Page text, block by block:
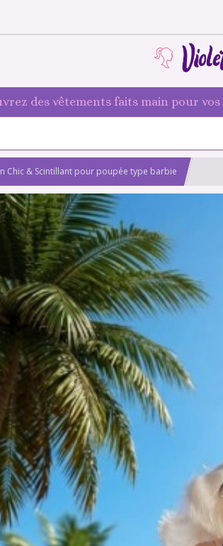
des vêtements faits main pour
Chic & Scintillant pour poupée type barbie